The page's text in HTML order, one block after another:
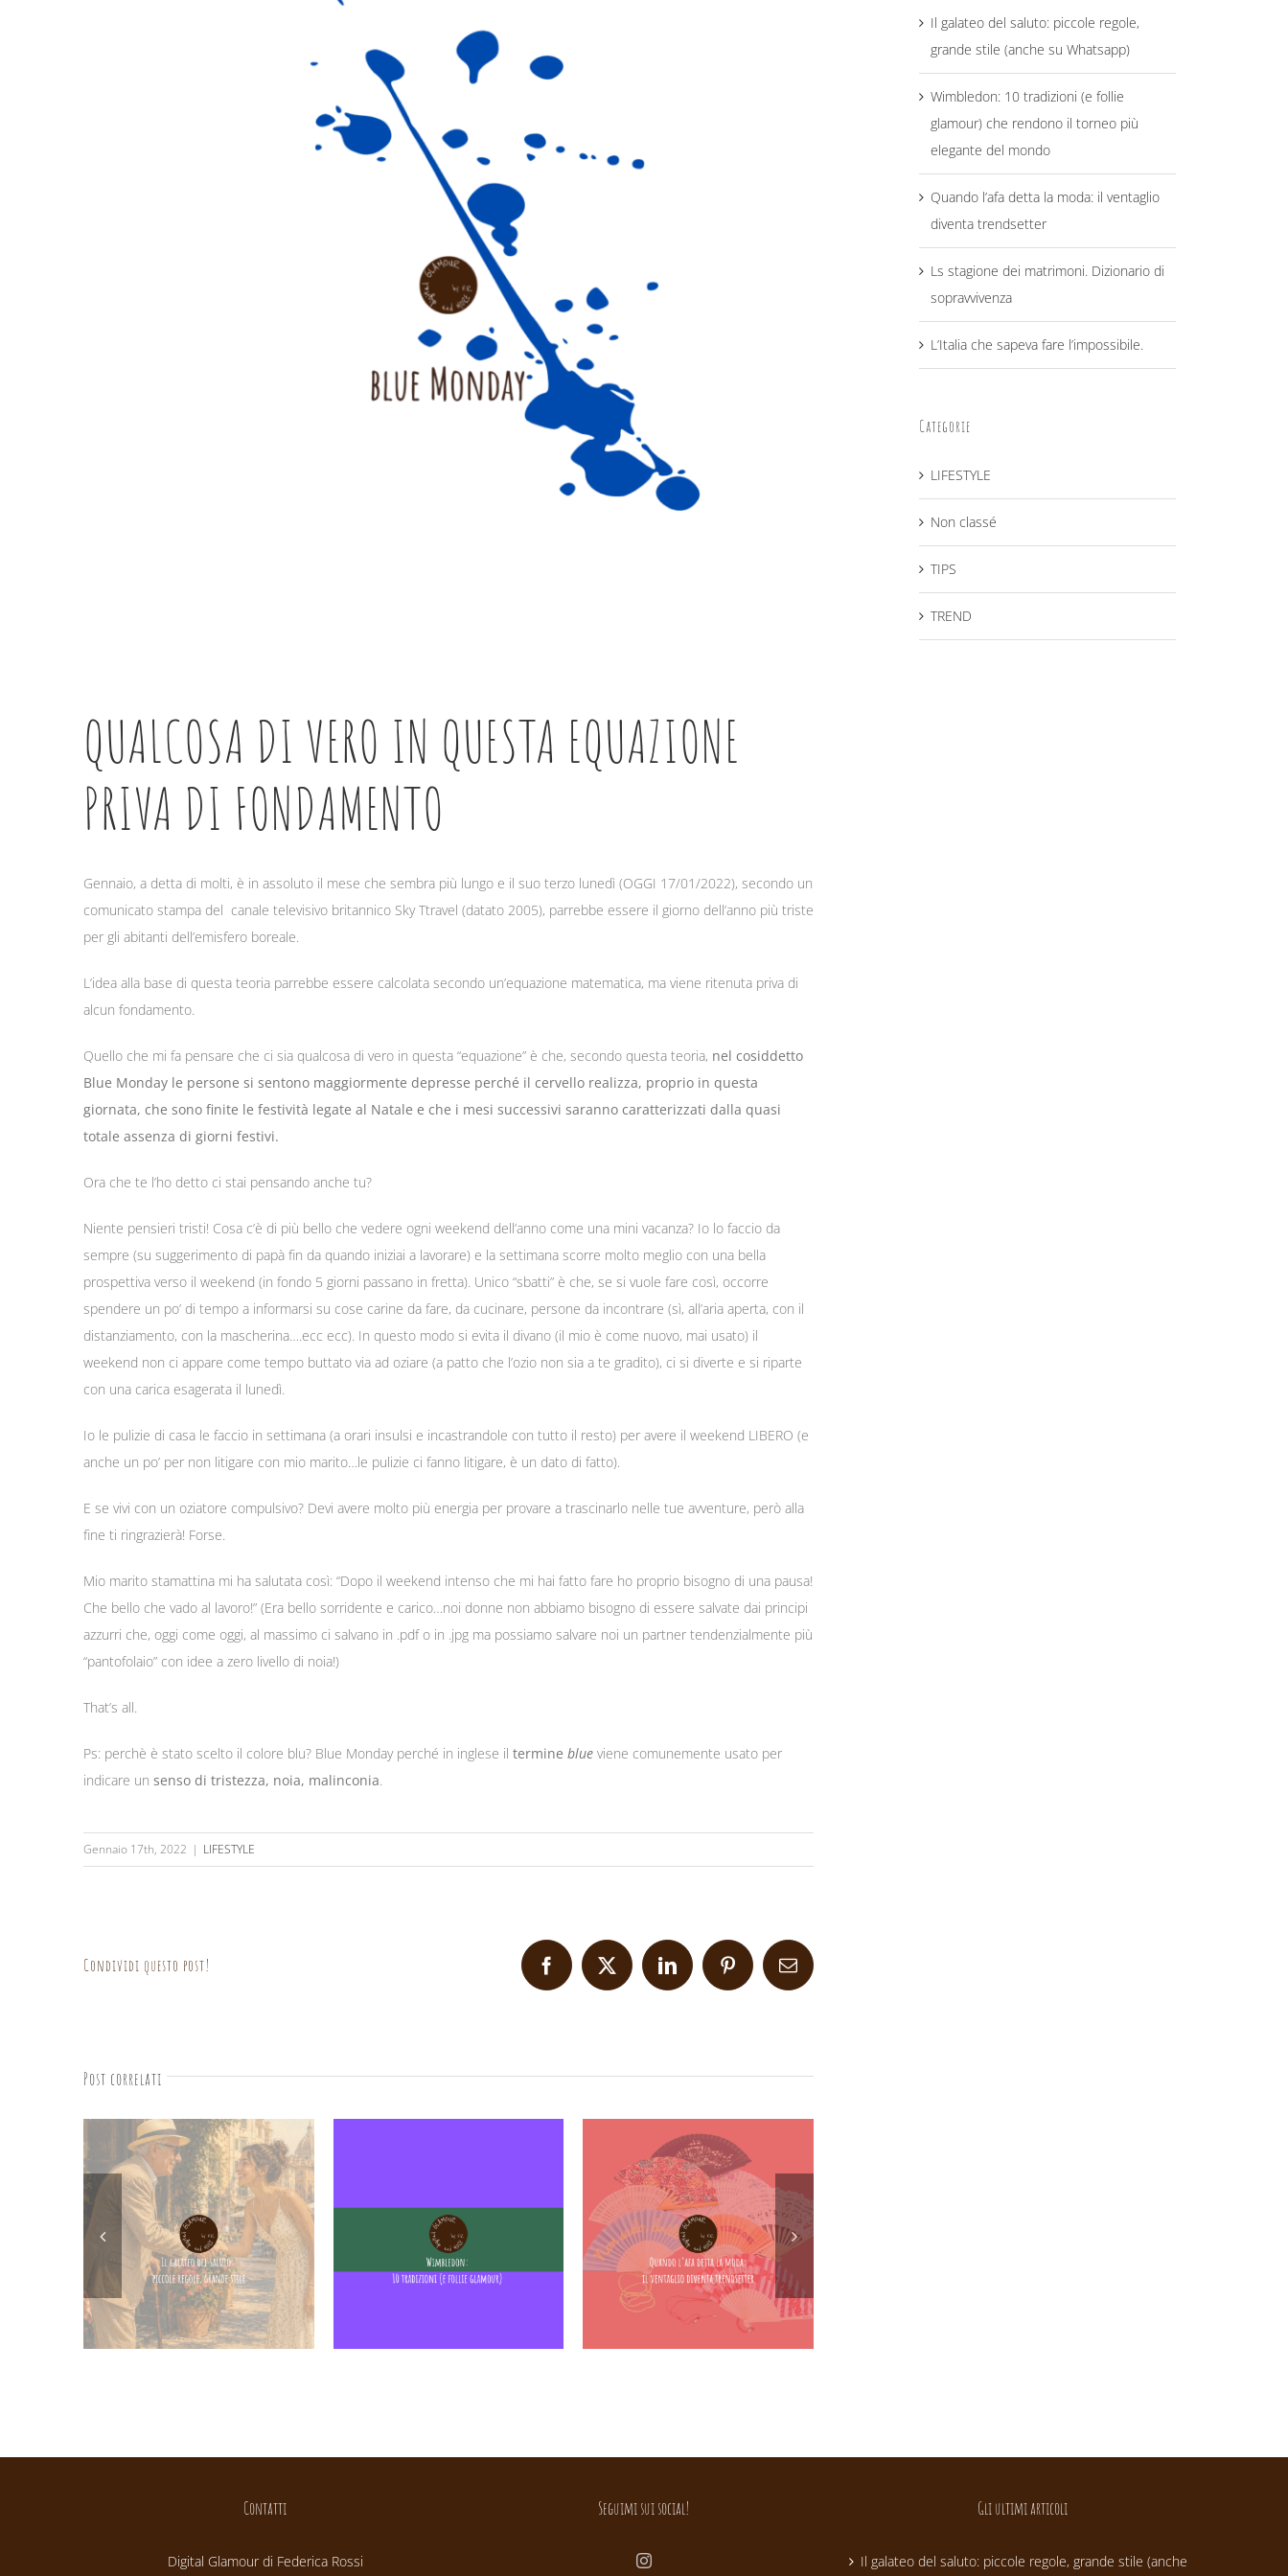
QUALCOSA DI VERO IN QUESTA EQUAZIONE
PRIVA DI FONDAMENTO
Gennaio, a detta di molti, è in assoluto il mese che sembra più lungo e il suo terzo lunedì (OGGI 17/01/2022), secondo un
comunicato stampa del canale televisivo britannico Sky Ttravel (datato 2005), parrebbe essere il giorno dell’anno più triste
per gli abitanti dell’emisfero boreale.
L’idea alla base di questa teoria parrebbe essere calcolata secondo un’equazione matematica, ma viene ritenuta priva di
alcun fondamento.
Quello che mi fa pensare che ci sia qualcosa di vero in questa “equazione” è che, secondo questa teoria, nel cosiddetto
Blue Monday le persone si sentono maggiormente depresse perché il cervello realizza, proprio in questa
giornata, che sono finite le festività legate al Natale e che i mesi successivi saranno caratterizzati dalla quasi
totale assenza di giorni festivi.
Ora che te l’ho detto ci stai pensando anche tu?
Niente pensieri tristi! Cosa c’è di più bello che vedere ogni weekend dell’anno come una mini vacanza? Io lo faccio da
sempre (su suggerimento di papà fin da quando iniziai a lavorare) e la settimana scorre molto meglio con una bella
prospettiva verso il weekend (in fondo 5 giorni passano in fretta). Unico “sbatti” è che, se si vuole fare così, occorre
spendere un po’ di tempo a informarsi su cose carine da fare, da cucinare, persone da incontrare (sì, all’aria aperta, con il
distanziamento, con la mascherina….ecc ecc). In questo modo si evita il divano (il mio è come nuovo, mai usato) il
weekend non ci appare come tempo buttato via ad oziare (a patto che l’ozio non sia a te gradito), ci si diverte e si riparte
con una carica esagerata il lunedì.
Io le pulizie di casa le faccio in settimana (a orari insulsi e incastrandole con tutto il resto) per avere il weekend LIBERO (e
anche un po’ per non litigare con mio marito…le pulizie ci fanno litigare, è un dato di fatto).
E se vivi con un oziatore compulsivo? Devi avere molto più energia per provare a trascinarlo nelle tue avventure, però alla
fine ti ringrazierà! Forse.
Mio marito stamattina mi ha salutata così: “Dopo il weekend intenso che mi hai fatto fare ho proprio bisogno di una pausa!
Che bello che vado al lavoro!” (Era bello sorridente e carico…noi donne non abbiamo bisogno di essere salvate dai principi
azzurri che, oggi come oggi, al massimo ci salvano in .pdf o in .jpg ma possiamo salvare noi un partner tendenzialmente più
“pantofolaio” con idee a zero livello di noia!)
That’s all.
Ps: perchè è stato scelto il colore blu? Blue Monday perché in inglese il termine blue viene comunemente usato per
indicare un senso di tristezza, noia, malinconia.
Gennaio 17th, 2022 | LIFESTYLE
Condividi questo post! Facebook
X LinkedInPinterestEmail
Post correlati
Il galateo del saluto: piccole
Whatsapp)
Wimbledon: 10 tradizioni (e
Quando l’afa detta la moda: il
ventaglio diventa trendsetter
Il galateo del saluto: piccole regole,
grande stile (anche su Whatsapp)
Wimbledon: 10 tradizioni (e follie
glamour) che rendono il torneo più
elegante del mondo
Quando l’afa detta la moda: il ventaglio
diventa trendsetter
Ls stagione dei matrimoni. Dizionario di
sopravvivenza
L’Italia che sapeva fare l’impossibile.
Categorie
LIFESTYLE
Non classé
TIPS
TREND
Contatti
Digital Glamour di Federica Rossi
Seguimi sui social! Gli ultimi articoli
Il galateo del saluto: piccole regole, grande stile (anche